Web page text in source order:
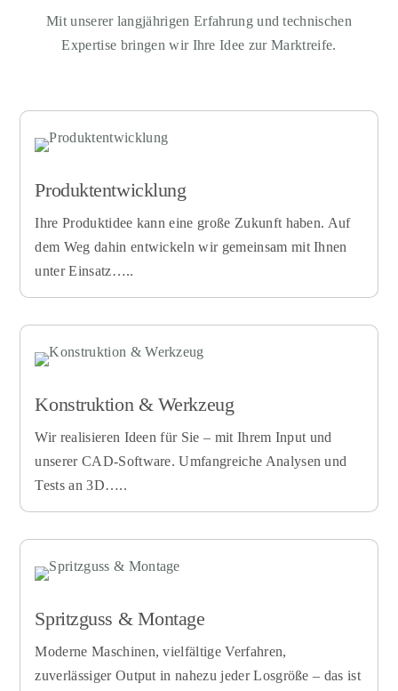
Mit unserer langjährigen Erfahrung und technischen
Expertise bringen wir Ihre Idee zur Marktreife.
Produktentwicklung
Ihre Produktidee kann eine große Zukunft haben. Auf
dem Weg dahin entwickeln wir gemeinsam mit Ihnen
unter Einsatz…..
Konstruktion & Werkzeug
Wir realisieren Ideen für Sie – mit Ihrem Input und
unserer CAD-Software. Umfangreiche Analysen und
Tests an 3D…..
Spritzguss & Montage
Moderne Maschinen, vielfältige Verfahren,
zuverlässiger Output in nahezu jeder Losgröße – das ist